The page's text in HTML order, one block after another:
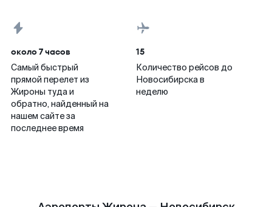
около 7 часов
Самый быстрый
прямой перелет из
Жироны туда и
обратно, найденный на
нашем сайте за
последнее время
15
Количество рейсов до
Новосибирска в
неделю